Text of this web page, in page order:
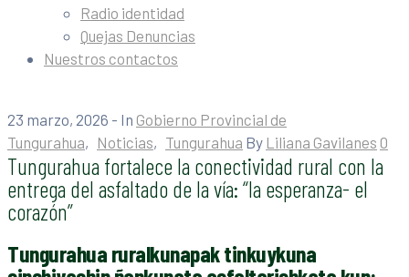
Radio identidad
Quejas Denuncias
Nuestros contactos
23 marzo, 2026 - In Gobierno Provincial de
Tungurahua‚ Noticias‚ Tungurahua By Liliana Gavilanes 0
Tungurahua fortalece la conectividad rural con la
entrega del asfaltado de la vía: “la esperanza- el
corazón”
Tungurahua ruralkunapak tinkuykuna